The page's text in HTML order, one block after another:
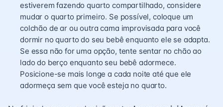
estiverem fazendo quarto compartilhado, considere
mudar o quarto primeiro. Se possível, coloque um
colchão de ar ou outra cama improvisada para você
dormir no quarto do seu bebê enquanto ele se adapta.
Se essa não for uma opção, tente sentar no chão ao
lado do berço enquanto seu bebê adormece.
Posicione-se mais longe a cada noite até que ele
adormeça sem que você esteja no quarto.